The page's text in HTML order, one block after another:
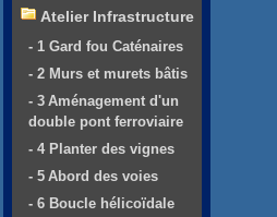
Atelier Infrastructure
- 1 Gard fou Caténaires
- 2 Murs et murets bâtis
- 3 Aménagement d'un
double pont ferroviaire
- 4 Planter des vignes
- 5 Abord des voies
- 6 Boucle hélicoïdale